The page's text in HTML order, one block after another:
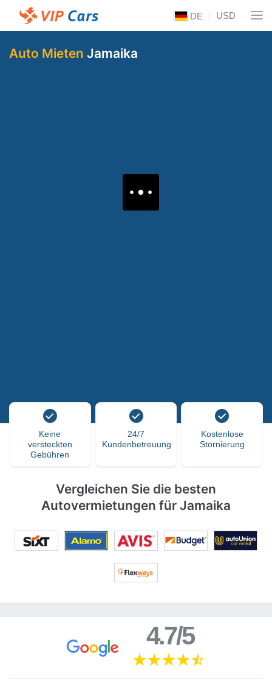
DE USD
Auto Mieten Jamaika
Keine
versteckten
Gebühren
24/7
Kundenbetreuung
Kostenlose
Stornierung
Vergleichen Sie die besten
Autovermietungen für Jamaika
4.7/5